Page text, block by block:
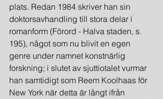
plats. Redan 1984 skriver han sin
doktorsavhandling till stora delar i
romanform (Förord - Halva staden, s.
195), något som nu blivit en egen
genre under namnet konstnärlig
forskning; i slutet av sjuttiotalet vurmar
han samtidigt som Reem Koolhaas för
New York när detta är långt ifrån